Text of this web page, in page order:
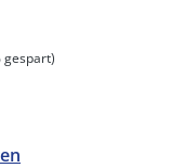
gespart)